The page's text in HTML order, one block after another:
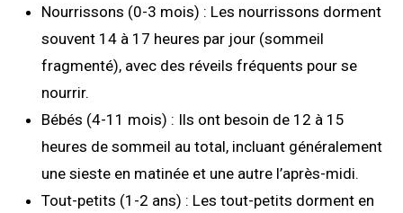
Nourrissons (0-3 mois) : Les nourrissons dorment
souvent 14 à 17 heures par jour (sommeil
fragmenté), avec des réveils fréquents pour se
nourrir.
Bébés (4-11 mois) : Ils ont besoin de 12 à 15
heures de sommeil au total, incluant généralement
une sieste en matinée et une autre l’après-midi.
Tout-petits (1-2 ans) : Les tout-petits dorment en